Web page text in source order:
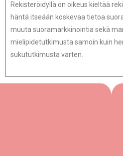
Rekisteröidyllä on oikeus kieltää
häntä itseään koskevaa tietoa
muuta suoramarkkinointia sekä
mielipidetutkimusta samoin kuin
sukututkimusta varten.